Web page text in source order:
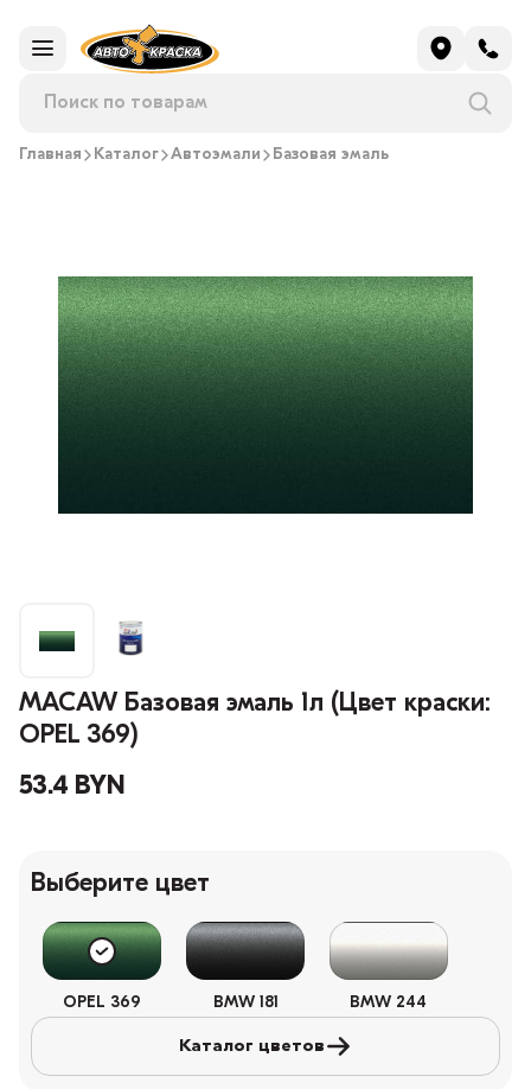
Главная Каталог Автоэмали Базовая эмаль
MACAW Базовая эмаль 1л (Цвет краски:
OPEL 369)
53.4 BYN
Выберите цвет
OPEL 369 BMW 181 BMW 244
Каталог цветов